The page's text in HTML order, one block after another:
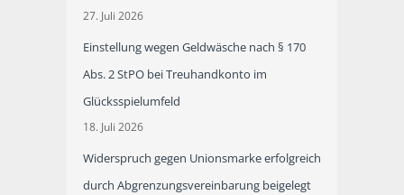
27. Juli 2026
Einstellung wegen Geldwäsche nach § 170
Abs. 2 StPO bei Treuhandkonto im
Glücksspielumfeld
18. Juli 2026
Widerspruch gegen Unionsmarke erfolgreich
durch Abgrenzungsvereinbarung beigelegt